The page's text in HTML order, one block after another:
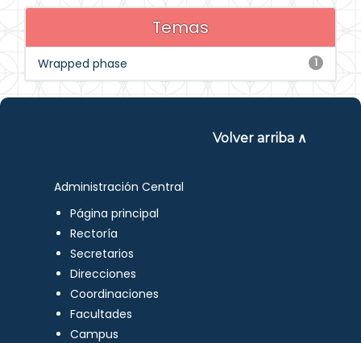
Temas
1
Wrapped phase
Volver arriba ∧
Administración Central
Página principal
Rectoría
Secretarios
Direcciones
Coordinaciones
Facultades
Campus